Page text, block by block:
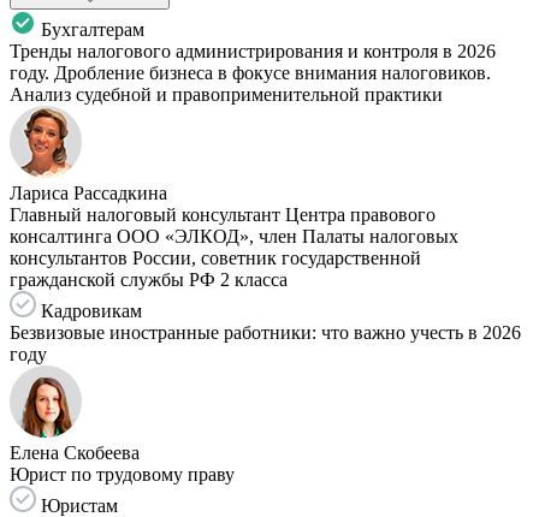
Бухгалтерам
Тренды налогового администрирования и контроля в 2026
году. Дробление бизнеса в фокусе внимания налоговиков.
Анализ судебной и правоприменительной практики
Лариса Рассадкина
Главный налоговый консультант Центра правового
консалтинга ООО «ЭЛКОД», член Палаты налоговых
консультантов России, советник государственной
гражданской службы РФ 2 класса
Кадровикам
Безвизовые иностранные работники: что важно учесть в 2026
году
Елена Скобеева
Юрист по трудовому праву
Юристам